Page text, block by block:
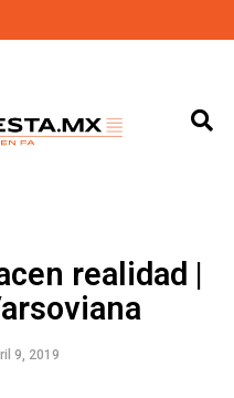
realidad |
9, 2019